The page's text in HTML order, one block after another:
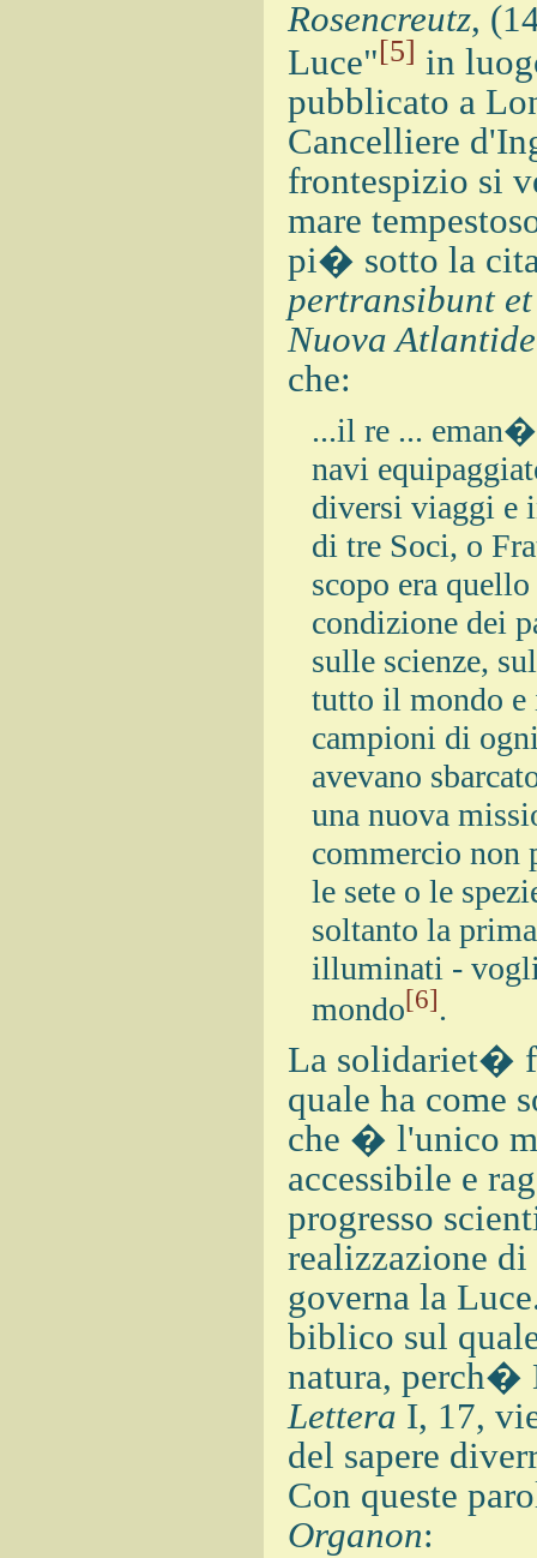
Rosencreutz,
Luce"[5] in
pubblicato a
Cancelliere
frontespizio si
mare
pi� sotto la
pertransibunt
Nuova Atlantide
che:
...il re ...
navi
diversi viaggi e
di tre Soci, o
scopo era
condizione dei
sulle scienze,
tutto il mondo
campioni di
avevano
una nuova
commercio
le sete o le
soltanto la
illuminati -
mondo[6].
La solidariet�
quale ha come
che � l'unico
accessibile e
progresso
realizzazione
governa la
biblico sul
natura, perch�
Lettera I, 17,
del sapere
Con queste
Organon: